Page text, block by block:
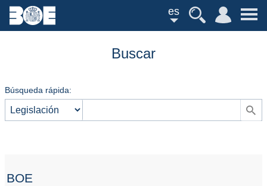
es
Buscar
Búsqueda rápida:
BOE